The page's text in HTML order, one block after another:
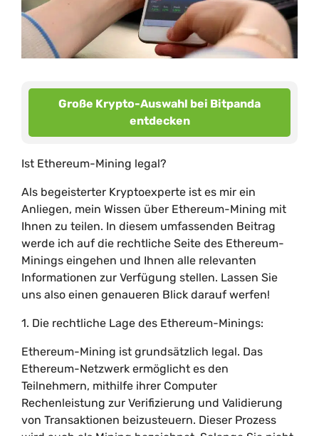
Große Krypto-Auswahl bei Bitpanda
entdecken
Ist Ethereum-Mining legal?
Als begeisterter Kryptoexperte ist es mir ein
Anliegen, mein Wissen über Ethereum-Mining mit
Ihnen zu teilen. In diesem umfassenden Beitrag
werde ich auf die rechtliche Seite des Ethereum-
Minings eingehen und Ihnen alle relevanten
Informationen zur Verfügung stellen. Lassen Sie
uns also einen genaueren Blick darauf werfen!
1. Die rechtliche Lage des Ethereum-Minings:
Ethereum-Mining ist grundsätzlich legal. Das
Ethereum-Netzwerk ermöglicht es den
Teilnehmern, mithilfe ihrer Computer
Rechenleistung zur Verifizierung und Validierung
von Transaktionen beizusteuern. Dieser Prozess